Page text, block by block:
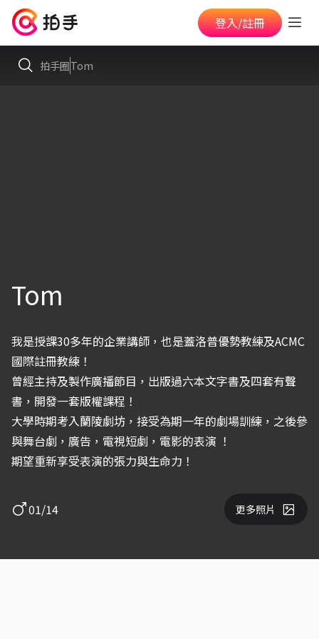
登入/註冊
拍手圈Tom
Tom
我是授課30多年的企業講師，也是蓋洛普優勢教練及ACMC
國際註冊教練！
曾經主持及製作廣播節目，出版過六本文字書及四套有聲
書，開發一套版權課程！
大學時期考入蘭陵劇坊，接受為期一年的劇場訓練，之後參
與舞台劇，廣告，電視短劇，電影的表演 ！
期望重新享受表演的張力與生命力！
01/14 更多照片